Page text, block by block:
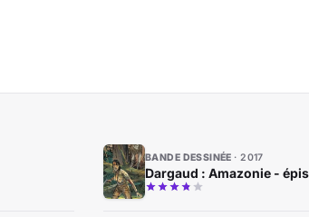
BANDE DESSINÉE 2017
Dargaud : Amazonie -